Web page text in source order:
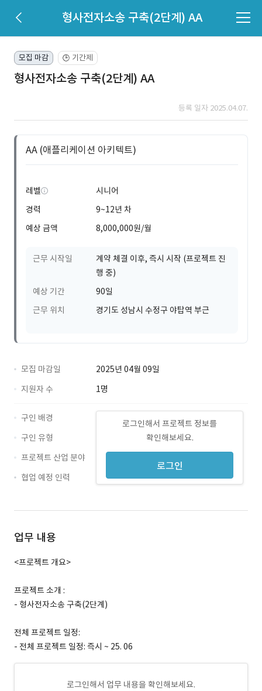
형사전자소송 구축(2단계) AA
모집 마감 🕒 기간제
형사전자소송 구축(2단계) AA
등록 일자 2025.04.07.
AA (애플리케이션 아키텍트)
레벨
시니어
경력
9~12년 차
예상 금액
8,000,000원/월
근무 시작일
계약 체결 이후, 즉시 시작 (프로젝트 진
행 중)
예상 기간
90일
근무 위치
경기도 성남시 수정구 야탑역 부근
모집 마감일
2025년 04월 09일
지원자 수
1명
로그인해서 프로젝트 정보를
확인해보세요.
로그인
구인 배경
구인 유형
프로젝트 산업 분야
협업 예정 인력
업무 내용
<프로젝트 개요>
프로젝트 소개 :
- 형사전자소송 구축(2단계)
전체 프로젝트 일정:
- 전체 프로젝트 일정: 즉시 ~ 25. 06
로그인해서 업무 내용을 확인해보세요.